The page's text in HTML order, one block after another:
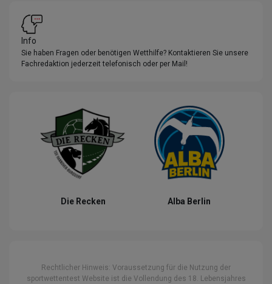
Info
Sie haben Fragen oder benötigen Wetthilfe? Kontaktieren Sie unsere
Fachredaktion jederzeit telefonisch oder per Mail!
Die Recken Alba Berlin
Rechtlicher Hinweis: Voraussetzung für die Nutzung der
sportwettentest Website ist die Vollendung des 18. Lebensjahres